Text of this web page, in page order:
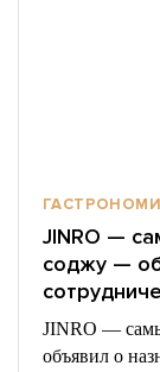
JINRO —
соджу —
JINRO —
объявил о